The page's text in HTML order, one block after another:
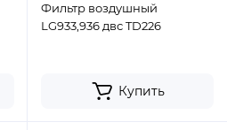
Фильтр воздушный
LG933,936 двс TD226
Купить